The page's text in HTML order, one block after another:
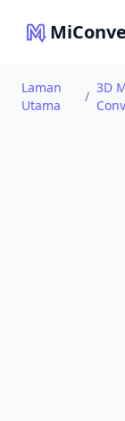
Laman
Utama
/
3D